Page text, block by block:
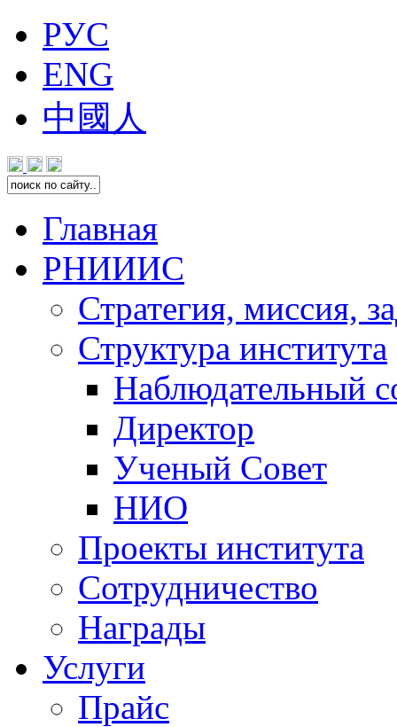
РУС
ENG
中國人
Главная
РНИИИС
Стратегия, миссия,
Структура института
Наблюдательный
Директор
Ученый Совет
НИО
Проекты института
Сотрудничество
Награды
Услуги
Прайс